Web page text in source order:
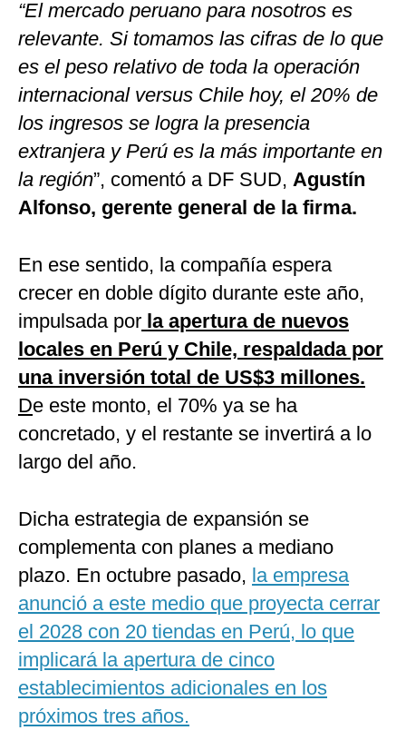
“El mercado peruano para nosotros es
relevante. Si tomamos las cifras de lo que
es el peso relativo de toda la operación
internacional versus Chile hoy, el 20% de
los ingresos se logra la presencia
extranjera y Perú es la más importante en
la región”, comentó a DF SUD, Agustín
Alfonso, gerente general de la firma.
En ese sentido, la compañía espera
crecer en doble dígito durante este año,
impulsada por la apertura de nuevos
locales en Perú y Chile, respaldada por
una inversión total de US$3 millones.
De este monto, el 70% ya se ha
concretado, y el restante se invertirá a lo
largo del año.
Dicha estrategia de expansión se
complementa con planes a mediano
plazo. En octubre pasado, la empresa
anunció a este medio que proyecta cerrar
el 2028 con 20 tiendas en Perú, lo que
implicará la apertura de cinco
establecimientos adicionales en los
próximos tres años.